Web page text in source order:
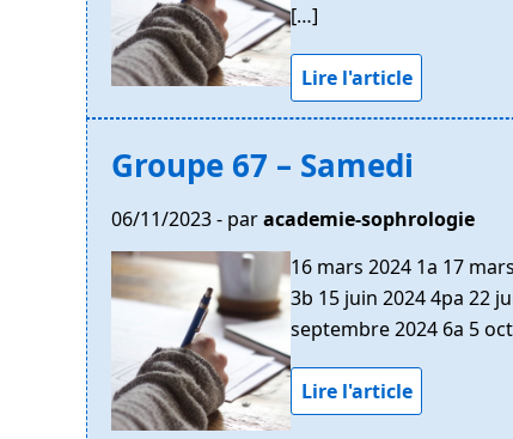
[…]
Lire l'article
Groupe 67 – Samedi
06/11/2023 - paracademie-sophrologie
16 mars 2024 1a 17
3b 15 juin 2024 4pa 22
septembre 2024 6a 5
Lire l'article